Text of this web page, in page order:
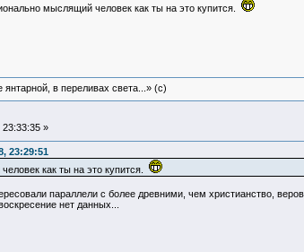
мыслящий человек как ты на это купится.
в переливах света...» (c)
23:33:35 »
23:29:51
как ты на это купится.
параллели с более древними, чем христианство,
нет данных...